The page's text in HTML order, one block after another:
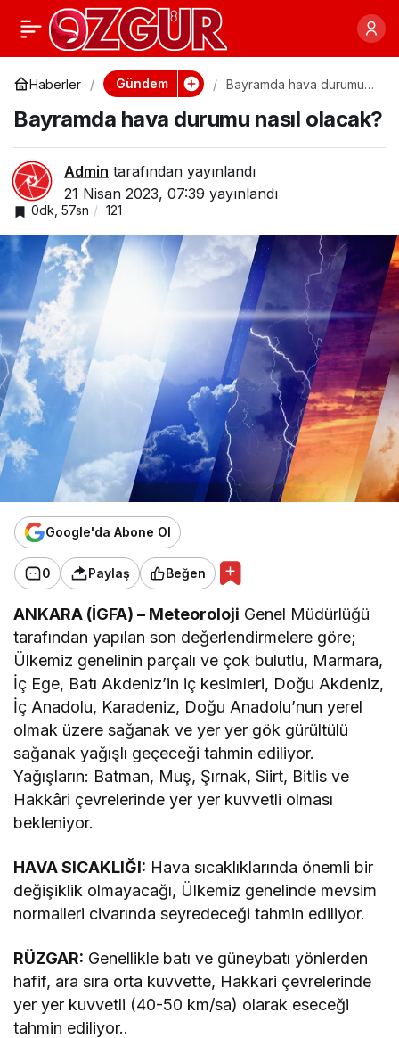
Haberler Gündem
Bayramda hava durumu
Bayramda hava durumu nasıl olacak?
Admin tarafından yayınlandı
21 Nisan 2023, 07:39 yayınlandı
0dk, 57sn 121
Google'da Abone Ol
0 Paylaş Beğen
ANKARA (İGFA) – Meteoroloji Genel Müdürlüğü
tarafından yapılan son değerlendirmelere göre;
Ülkemiz genelinin parçalı ve çok bulutlu, Marmara,
İç Ege, Batı Akdeniz’in iç kesimleri, Doğu Akdeniz,
İç Anadolu, Karadeniz, Doğu Anadolu’nun yerel
olmak üzere sağanak ve yer yer gök gürültülü
sağanak yağışlı geçeceği tahmin ediliyor.
Yağışların: Batman, Muş, Şırnak, Siirt, Bitlis ve
Hakkâri çevrelerinde yer yer kuvvetli olması
bekleniyor.
HAVA SICAKLIĞI: Hava sıcaklıklarında önemli bir
değişiklik olmayacağı, Ülkemiz genelinde mevsim
normalleri civarında seyredeceği tahmin ediliyor.
RÜZGAR: Genellikle batı ve güneybatı yönlerden
hafif, ara sıra orta kuvvette, Hakkari çevrelerinde
yer yer kuvvetli (40-50 km/sa) olarak eseceği
tahmin ediliyor..
Düzce’de uyuşturucu
operasyonu
Paylaş